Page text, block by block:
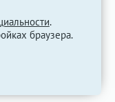
.
браузера.
оплачены
за
в рекламных